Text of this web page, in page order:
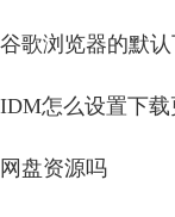
谷歌浏览器的默
IDM怎么设置下
网盘资源吗